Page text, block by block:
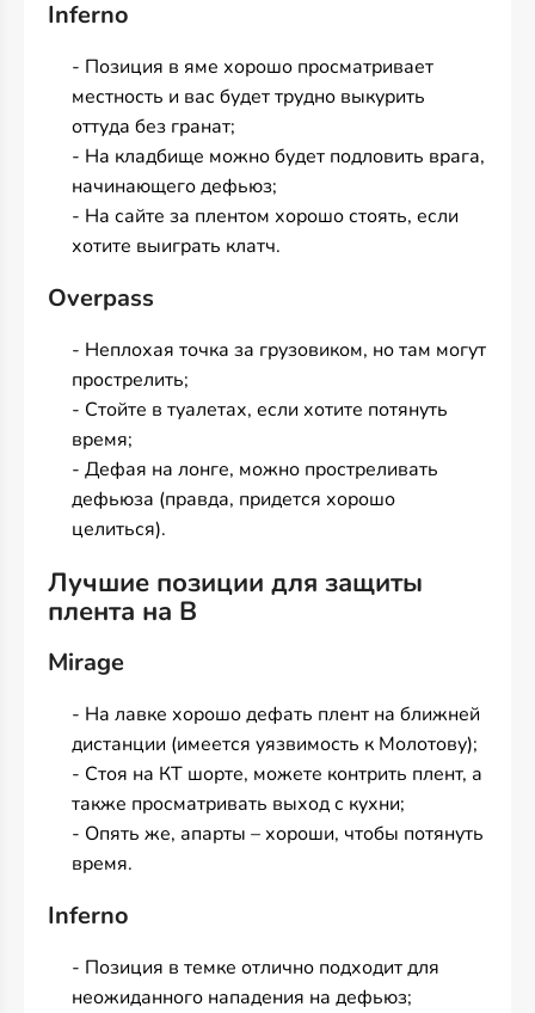
Inferno
- Позиция в яме хорошо просматривает
местность и вас будет трудно выкурить
оттуда без гранат;
- На кладбище можно будет подловить врага,
начинающего дефьюз;
- На сайте за плентом хорошо стоять, если
хотите выиграть клатч.
Overpass
- Неплохая точка за грузовиком, но там могут
прострелить;
- Стойте в туалетах, если хотите потянуть
время;
- Дефая на лонге, можно простреливать
дефьюза (правда, придется хорошо
целиться).
Лучшие позиции для защиты
плента на В
Mirage
- На лавке хорошо дефать плент на ближней
дистанции (имеется уязвимость к Молотову);
- Стоя на КТ шорте, можете контрить плент, а
также просматривать выход с кухни;
- Опять же, апарты – хороши, чтобы потянуть
время.
Inferno
- Позиция в темке отлично подходит для
неожиданного нападения на дефьюз;